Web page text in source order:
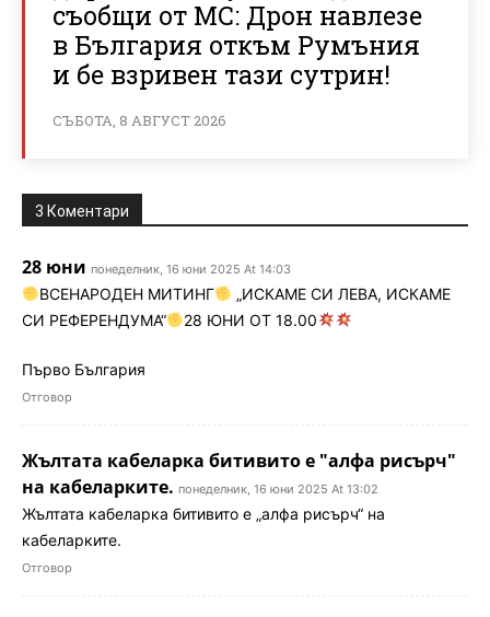
съобщи от МС: Дрон навлезе
в България откъм Румъния
и бе взривен тази сутрин!
СЪБОТА, 8 АВГУСТ 2026
3 Коментари
28 юни понеделник, 16 юни 2025 At 14:03
ВСЕНАРОДЕН МИТИНГ
„ИСКАМЕ СИ ЛЕВА, ИСКАМЕ
СИ РЕФЕРЕНДУМА“
28 ЮНИ ОТ 18.00
Първо България
Отговор
Жълтата кабеларка битивито е "алфа рисърч"
на кабеларките. понеделник, 16 юни 2025 At 13:02
Жълтата кабеларка битивито е „алфа рисърч“ на
кабеларките.
Отговор